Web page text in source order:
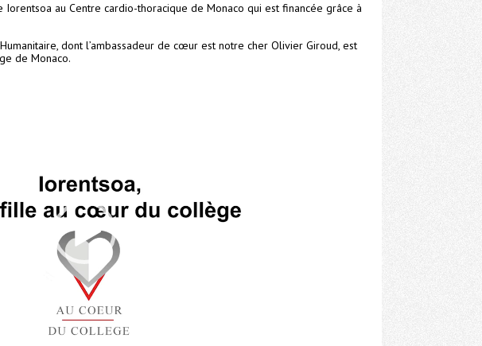
Iorentsoa au Centre cardio-thoracique de Monaco qui est financée grâce à
dont l’ambassadeur de cœur est notre cher Olivier Giroud, est
de Monaco.